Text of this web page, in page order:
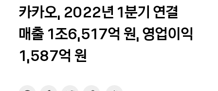
카카오, 2022년 1분기 연결
매출 1조6,517억 원, 영업이익
1,587억 원